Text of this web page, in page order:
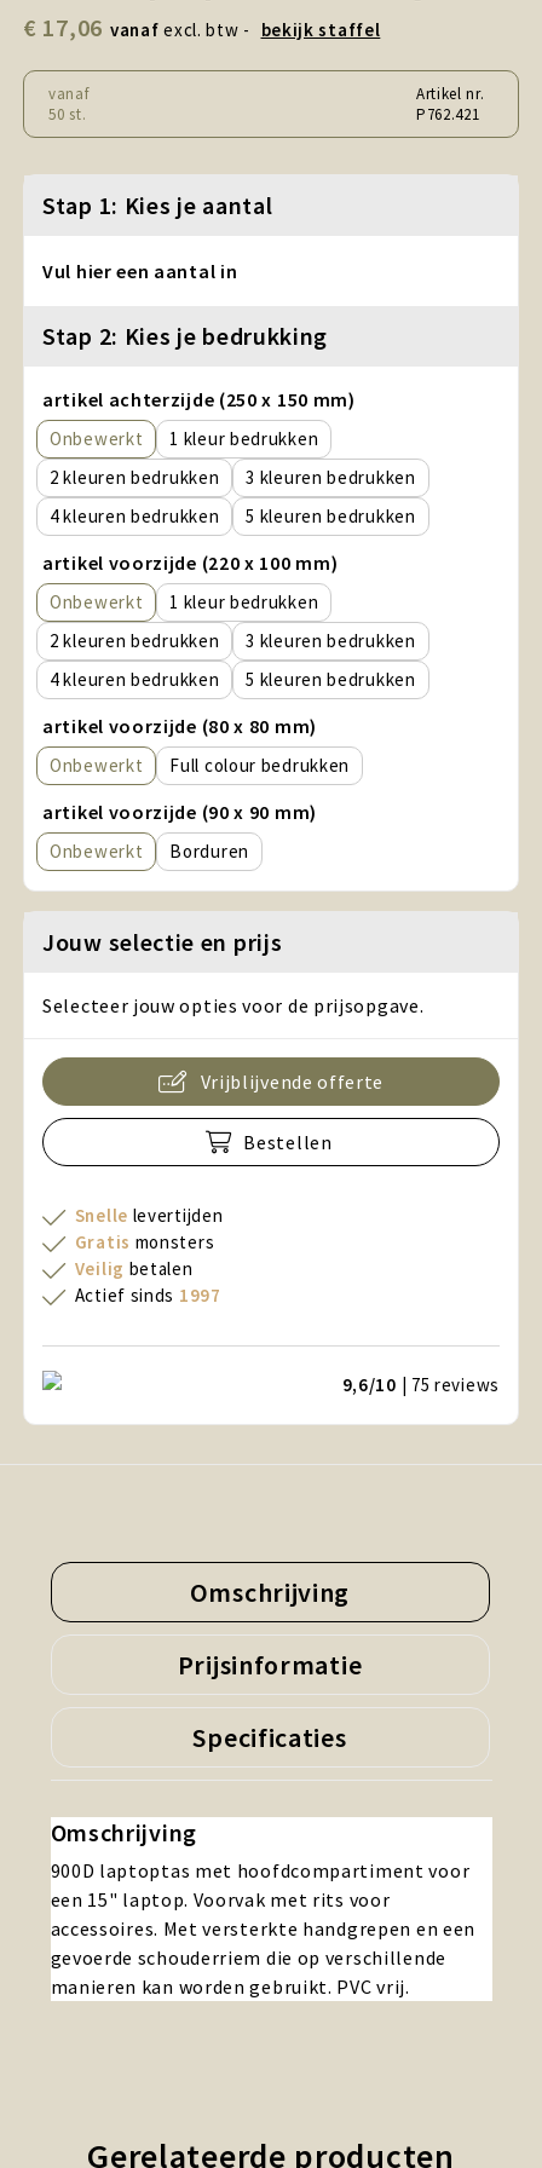
Sport, Spel en Speelgoed
Strand en Zomer
Technologie
€ 17,06 vanaf excl. btw - bekijk staffel
vanaf
50 st.
Artikel nr.
P762.421
Stap 1: Kies je aantal
Vul hier een aantal in
Stap 2: Kies je bedrukking
artikel achterzijde (250 x 150 mm)
Onbewerkt
1
2
3
4
5
artikel voorzijde (220 x 100 mm)
Onbewerkt
1
2
3
4
5
artikel voorzijde (80 x 80 mm)
Onbewerkt Full colour
artikel voorzijde (90 x 90 mm)
Onbewerkt Borduren
Jouw selectie en prijs
Selecteer jouw opties voor de prijsopgave.
Vrijblijvende offerte
Bestellen
Snelle levertijden
Gratis monsters
Veilig betalen
Actief sinds 1997
9,6/10 | 75reviews
Omschrijving
Prijsinformatie
Specificaties
Omschrijving
900D laptoptas met hoofdcompartiment voor
een 15" laptop. Voorvak met rits voor
accessoires. Met versterkte handgrepen en een
gevoerde schouderriem die op verschillende
manieren kan worden gebruikt. PVC vrij.
Gerelateerde producten